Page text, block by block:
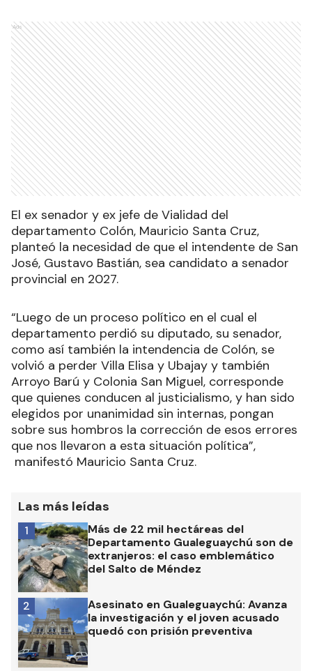
Ads
El ex senador y ex jefe de Vialidad del
departamento Colón, Mauricio Santa Cruz,
planteó la necesidad de que el intendente de San
José, Gustavo Bastián, sea candidato a senador
provincial en 2027.
“Luego de un proceso político en el cual el
departamento perdió su diputado, su senador,
como así también la intendencia de Colón, se
volvió a perder Villa Elisa y Ubajay y también
Arroyo Barú y Colonia San Miguel, corresponde
que quienes conducen al justicialismo, y han sido
elegidos por unanimidad sin internas, pongan
sobre sus hombros la corrección de esos errores
que nos llevaron a esta situación política”,
manifestó Mauricio Santa Cruz.
Las más leídas
Más de 22 mil hectáreas del
Departamento Gualeguaychú son de
extranjeros: el caso emblemático
del Salto de Méndez
1
Asesinato en Gualeguaychú: Avanza
la investigación y el joven acusado
quedó con prisión preventiva
2